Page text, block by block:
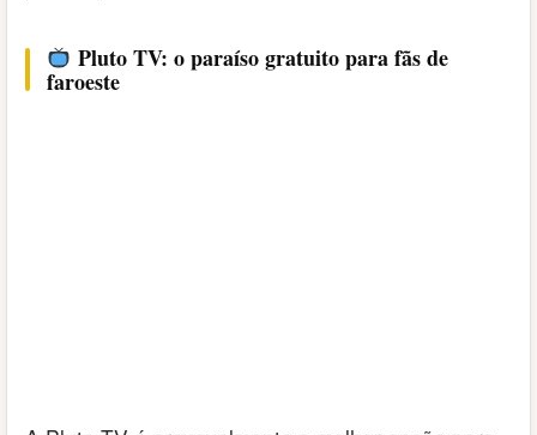
Pluto TV: o paraíso gratuito para fãs de
faroeste